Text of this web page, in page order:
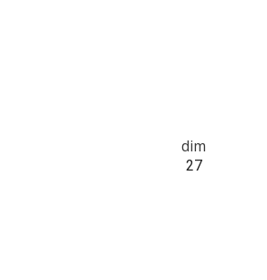
dim
27